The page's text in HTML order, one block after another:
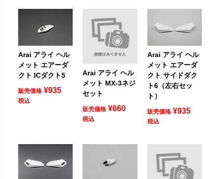
Arai アライ ヘル
メット エアーダ
クト ICダクト5
販売価格 ¥935
税込
Arai アライ ヘル
メット MX-3ネジ
セット
販売価格 ¥660
税込
Arai アライ ヘル
メット エアーダ
クト サイドダク
ト6（左右セッ
ト）
販売価格 ¥935
税込